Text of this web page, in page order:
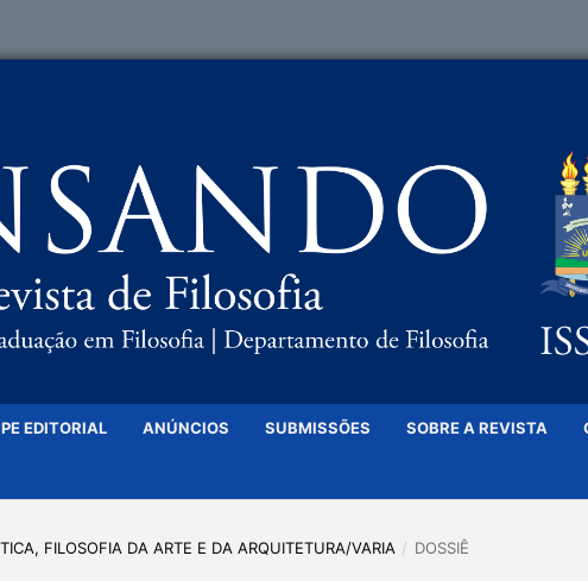
EDITORIAL ANÚNCIOS SUBMISSÕES SOBRE A REVISTA
FILOSOFIA DA ARTE E DA ARQUITETURA/VARIA / DOSSIÊ